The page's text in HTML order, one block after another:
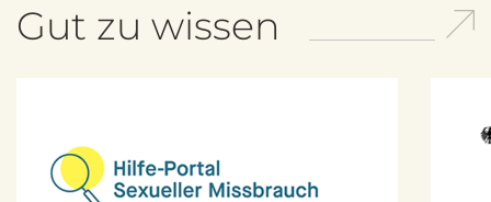
Gut zu wissen